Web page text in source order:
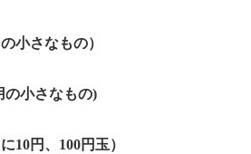
小さなもの）
の小さなもの)
10円、100円玉）